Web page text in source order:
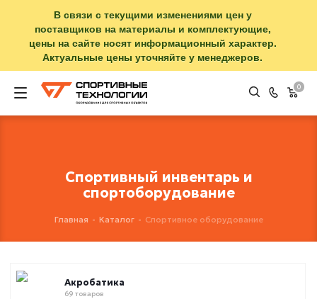
В связи с текущими изменениями цен у
поставщиков на материалы и комплектующие,
цены на сайте носят информационный характер.
Актуальные цены уточняйте у менеджеров.
0
Спортивный инвентарь и
спортоборудование
Главная - Каталог - Спортивное оборудование
Акробатика
69 товаров